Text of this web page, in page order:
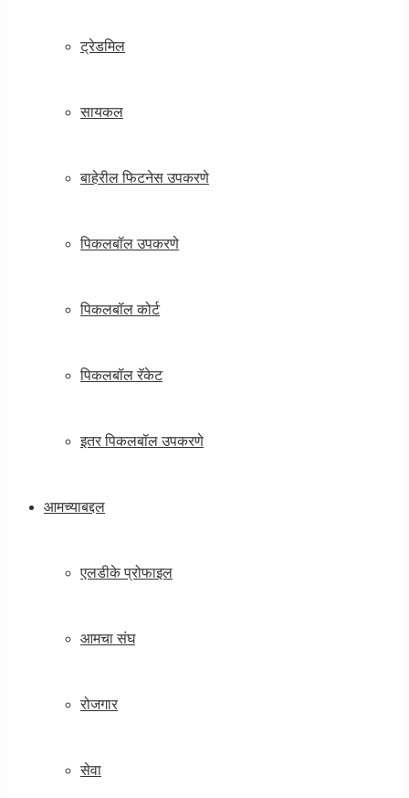
ट्रेडमिल
सायकल
बाहेरील फिटनेस उपकरणे
पिकलबॉल उपकरणे
पिकलबॉल कोर्ट
पिकलबॉल रॅकेट
इतर पिकलबॉल उपकरणे
आमच्याबद्दल
एलडीके प्रोफाइल
आमचा संघ
रोजगार
सेवा